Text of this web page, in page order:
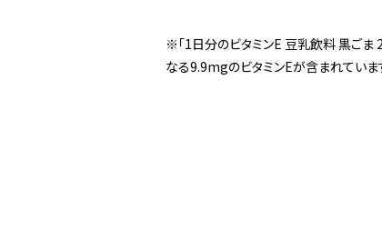
※「1日分のビタミンE 豆乳飲料 黒ご
なる9.9mgのビタミンEが含まれていま